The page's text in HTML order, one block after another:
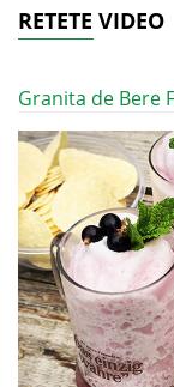
RETETE VIDEO
Granita de Bere